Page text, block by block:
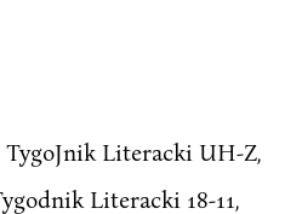
TygoJnik Literacki UH-Z,
Literacki 18-11,